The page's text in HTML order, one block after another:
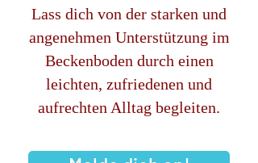
Lass dich von der starken und
angenehmen Unterstützung im
Beckenboden durch einen
leichten, zufriedenen und
aufrechten Alltag begleiten.